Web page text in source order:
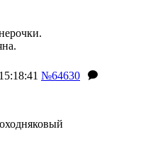
№64630